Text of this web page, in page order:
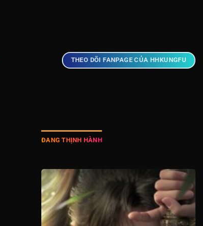
THEO DÕI FANPAGE CỦA HHKUNGFU
ĐANG THỊNH HÀNH